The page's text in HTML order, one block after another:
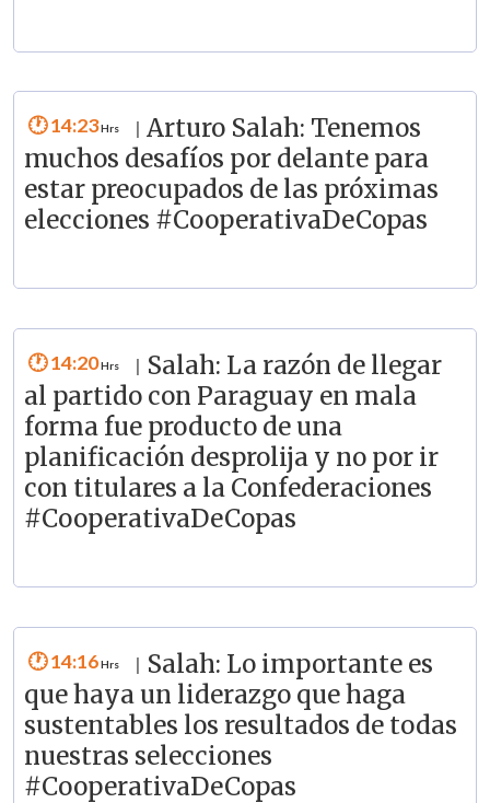
14:23
Arturo Salah: Tenemos
muchos desafíos por delante para
estar preocupados de las próximas
elecciones #CooperativaDeCopas
14:20
Salah: La razón de llegar
al partido con Paraguay en mala
forma fue producto de una
planificación desprolija y no por ir
con titulares a la Confederaciones
#CooperativaDeCopas
14:16
Salah: Lo importante es
que haya un liderazgo que haga
sustentables los resultados de todas
nuestras selecciones
#CooperativaDeCopas